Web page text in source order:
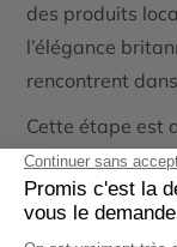
des produits
l’élégance
rencontrent
Cette étape est
nombreuses
randonnée
des Knuckles,